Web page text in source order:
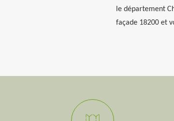
le département
façade 18200 et